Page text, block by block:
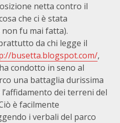
netta contro il
che ci è stata
non fu mai fatta).
da chi legge il
busetta.blogspot.com/,
condotto in seno al
una battaglia durissima
dei terreni del
è facilmente
i verbali del parco